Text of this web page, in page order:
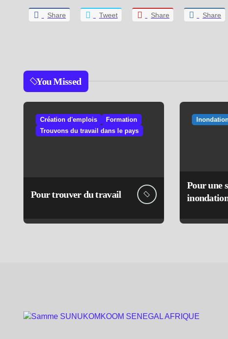
Share Tweet Share Share
You Missed
Création d'emplois
Formation
Trouvons du travail dans le pays
Pour trouver du travail
Pour une